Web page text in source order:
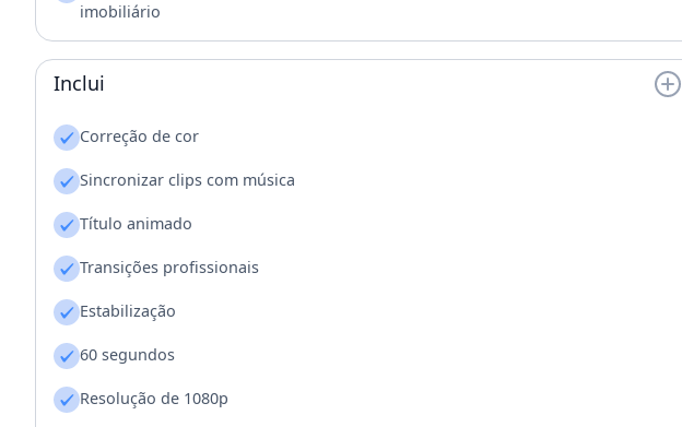
imobiliário
Inclui
Correção de cor
Sincronizar clips com música
Título animado
Transições profissionais
Estabilização
60 segundos
Resolução de 1080p